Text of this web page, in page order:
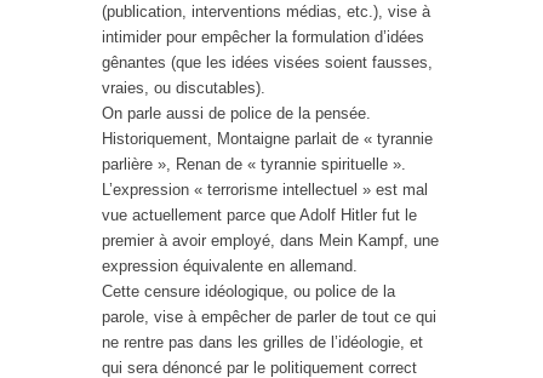
(publication, interventions médias, etc.), vise à
intimider pour empêcher la formulation d’idées
gênantes (que les idées visées soient fausses,
vraies, ou discutables).
On parle aussi de police de la pensée.
Historiquement, Montaigne parlait de « tyrannie
parlière », Renan de « tyrannie spirituelle ».
L’expression « terrorisme intellectuel » est mal
vue actuellement parce que Adolf Hitler fut le
premier à avoir employé, dans Mein Kampf, une
expression équivalente en allemand.
Cette censure idéologique, ou police de la
parole, vise à empêcher de parler de tout ce qui
ne rentre pas dans les grilles de l’idéologie, et
qui sera dénoncé par le politiquement correct